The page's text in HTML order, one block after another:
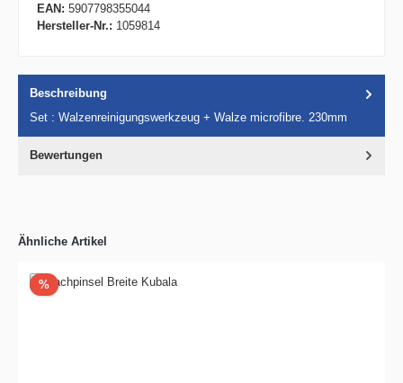
EAN: 5907798355044
Hersteller-Nr.: 1059814
Beschreibung
Set : Walzenreinigungswerkzeug + Walze microfibre. 230mm
Bewertungen
Ähnliche Artikel
%Rabatt